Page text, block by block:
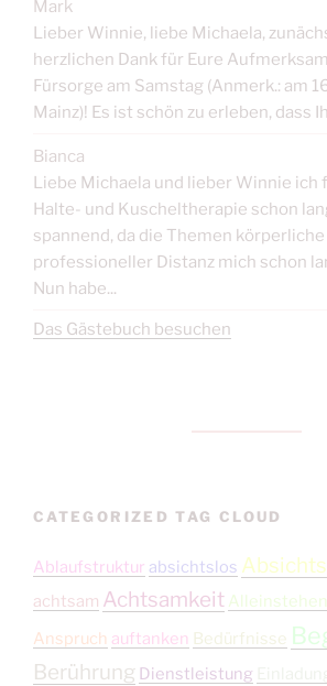
Mark
Lieber Winnie, liebe Michaela,
herzlichen Dank für Eure
Fürsorge am Samstag (Anmerk.: am
Mainz)! Es ist schön zu erleben, dass
Bianca
Liebe Michaela und lieber Winnie ich
Halte- und Kuscheltherapie schon
spannend, da die Themen körperliche
professioneller Distanz mich schon
Nun habe...
Das Gästebuch besuchen
CATEGORIZED TAG CLOUD
Ablaufstruktur absichtslos
achtsam Achtsamkeit
Anspruch auftanken Bedürfnisse
Berührung Dienstleistung